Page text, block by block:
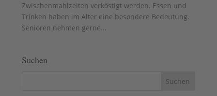
Zwischenmahlzeiten verköstigt werden. Essen und
Trinken haben im Alter eine besondere Bedeutung.
Senioren nehmen gerne...
Suchen